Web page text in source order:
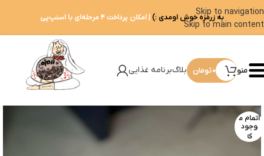
Skip to navigation
Skip to main content
به زرمزه خوش اومدی :) | امکان پرداخت ۴ مرحله‌ای با اسنپ‌پی
منو 0تومان بلاگبرنامه غذایی
اتمام م
وجود
ی